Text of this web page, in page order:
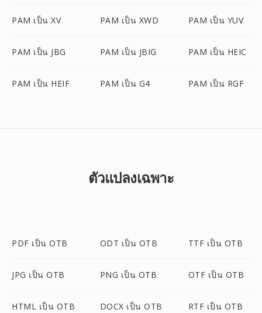
PAM เป็น XV PAM เป็น XWD PAM เป็น YUV
PAM เป็น JBG PAM เป็น JBIG PAM เป็น HEIC
PAM เป็น HEIF PAM เป็น G4 PAM เป็น RGF
ตัวแปลงเฉพาะ
PDF เป็น OTB ODT เป็น OTB TTF เป็น OTB
JPG เป็น OTB PNG เป็น OTB OTF เป็น OTB
HTML เป็น OTB DOCX เป็น OTB RTF เป็น OTB